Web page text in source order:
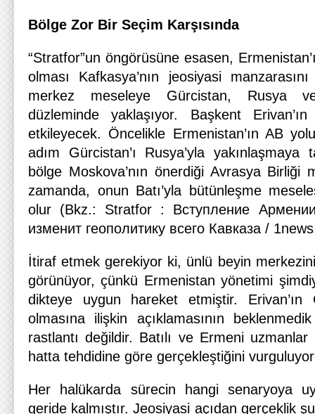
Bölge Zor Bir Seçim Karşısında
“Stratfor”un öngörüsüne esasen,
olması Kafkasya’nın jeosiyasi
merkez meseleye Gürcistan, Rusya
düzleminde yaklaşıyor. Başkent
etkileyecek. Öncelikle Ermenistan’ın AB
adım Gürcistan’ı Rusya’yla
bölge Moskova’nın önerdiği Avrasya Birliği
zamanda, onun Batı’yla bütünleşme
olur (Bkz.: Stratfor : Вступление
изменит геополитику всего Кавказа /
İtiraf etmek gerekiyor ki, ünlü beyin
görünüyor, çünkü Ermenistan yönetimi
dikteye uygun hareket etmiştir. Erivan’ın
olmasına ilişkin açıklamasının
rastlantı değildir. Batılı ve Ermeni
hatta tehdidine göre gerçekleştiğini
Her halükarda sürecin hangi senaryoya
geride kalmıştır. Jeosiyasi açıdan gerçeklik